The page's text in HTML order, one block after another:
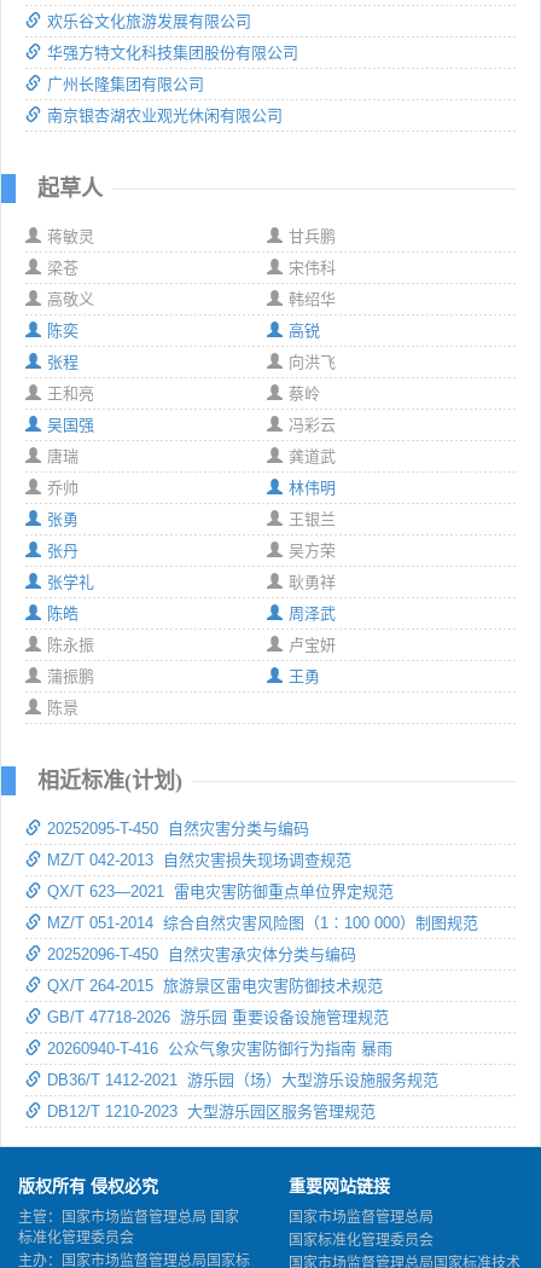
欢乐谷文化旅游发展有限公司
华强方特文化科技集团股份有限公司
广州长隆集团有限公司
南京银杏湖农业观光休闲有限公司
起草人
蒋敏灵
甘兵鹏
梁苍
宋伟科
高敬义
韩绍华
陈奕
高锐
张程
向洪飞
王和亮
蔡岭
吴国强
冯彩云
唐瑞
龚道武
乔帅
林伟明
张勇
王银兰
张丹
吴方荣
张学礼
耿勇祥
陈皓
周泽武
陈永振
卢宝妍
蒲振鹏
王勇
陈景
相近标准(计划)
20252095-T-450 自然灾害分类与编码
MZ/T 042-2013 自然灾害损失现场调查规范
QX/T 623—2021 雷电灾害防御重点单位界定规范
MZ/T 051-2014 综合自然灾害风险图（1∶100 000）制图规范
20252096-T-450 自然灾害承灾体分类与编码
QX/T 264-2015 旅游景区雷电灾害防御技术规范
GB/T 47718-2026 游乐园 重要设备设施管理规范
20260940-T-416 公众气象灾害防御行为指南 暴雨
DB36/T 1412-2021 游乐园（场）大型游乐设施服务规范
DB12/T 1210-2023 大型游乐园区服务管理规范
版权所有 侵权必究
主管：国家市场监督管理总局 国家
标准化管理委员会
主办：国家市场监督管理总局国家标
重要网站链接
国家市场监督管理总局
国家标准化管理委员会
国家市场监督管理总局国家标准技术